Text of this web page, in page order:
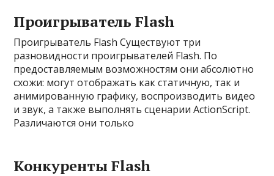
Проигрыватель Flash
Проигрыватель Flash Существуют три
разновидности проигрывателей Flash. По
предоставляемым возможностям они абсолютно
схожи: могут отображать как статичную, так и
анимированную графику, воспроизводить видео
и звук, а также выполнять сценарии ActionScript.
Различаются они только
Конкуренты Flash